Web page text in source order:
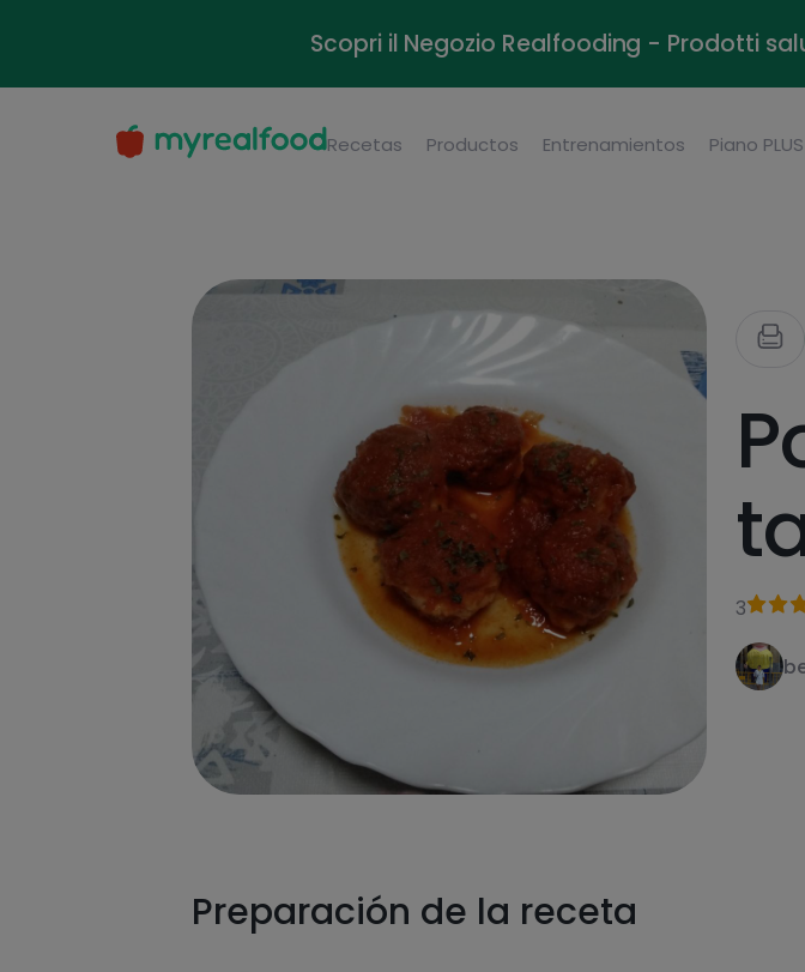
Scopri il Negozio Realfooding - Prodotti
Recetas Productos Entrenamientos Piano PLUS
3
Preparación de la receta